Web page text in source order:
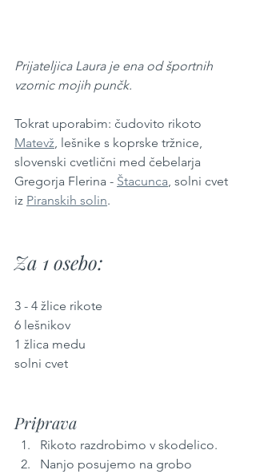
Prijateljica Laura je ena od športnih
vzornic mojih punčk.
Tokrat uporabim: čudovito rikoto
Matevž , lešnike s koprske tržnice,
slovenski cvetlični med čebelarja
Gregorja Flerina - Štacunca , solni cvet
iz Piranskih solin.
Za 1 osebo:
3 - 4 žlice rikote
6 lešnikov
1 žlica medu
solni cvet
Priprava
Rikoto razdrobimo v skodelico.
Nanjo posujemo na grobo